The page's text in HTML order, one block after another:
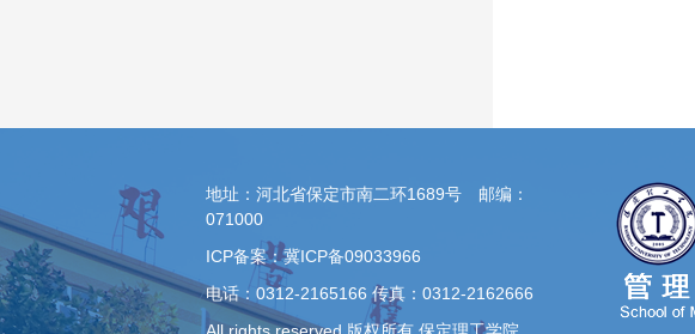
地址：河北省保定市南二环1689号 邮编：
071000
ICP备案：冀ICP备09033966
电话：0312-2165166 传真：0312-2162666
All rights reserved 版权所有 保定理工学院